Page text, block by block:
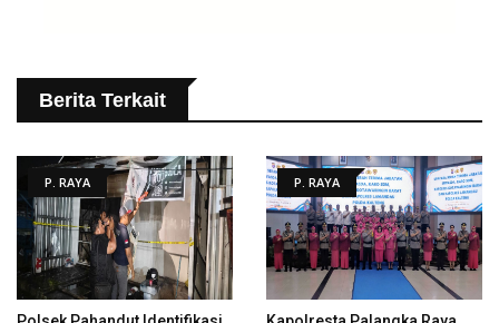
Berita Terkait
P. RAYA P. RAYA